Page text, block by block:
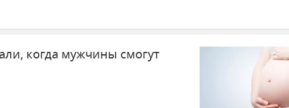
когда мужчины смогут